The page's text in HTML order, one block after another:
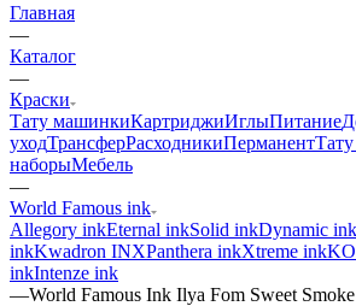
Главная
—
Каталог
—
Краски
Тату машинкиКартриджиИглыПитание
уходТрансферРасходникиПерманентТату
наборыМебель
—
World Famous ink
Allegory inkEternal inkSolid inkDynamic ink
inkKwadron INXPanthera inkXtreme ink
inkIntenze ink
—World Famous Ink Ilya Fom Sweet Smoke